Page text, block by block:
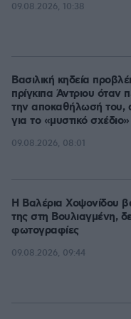
09.08.2026, 10:38
Βασιλική κηδεία
πρίγκιπα Άντριου όταν
την αποκαθήλωσή του,
για το «μυστικό σχέδιο»
09.08.2026, 08:01
Η Βαλέρια Χοψονίδου
της στη Βουλιαγμένη,
φωτογραφίες
09.08.2026, 09:44